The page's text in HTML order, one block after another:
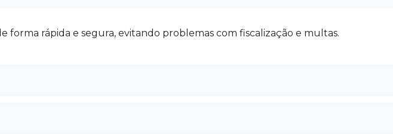
rápida e segura, evitando problemas com fiscalização e multas.